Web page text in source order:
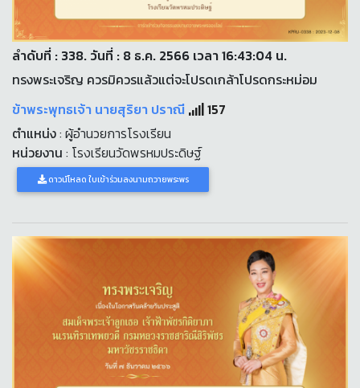
ลำดับที่ : 338. วันที่ : 8 ธ.ค. 2566 เวลา 16:43:04 น.
ทรงพระเจริญ ควรมิควรแล้วแต่จะโปรดเกล้าโปรดกระหม่อม
ข้าพระพุทธเจ้า นายสุริยา ปราณี
157
ตำแหน่ง: ผู้อำนวยการโรงเรียน
หน่วยงาน : โรงเรียนวัดพรหมประดิษฐ์
ดาวน์โหลด ใบเข้าร่วมลงนามถวายพระพร